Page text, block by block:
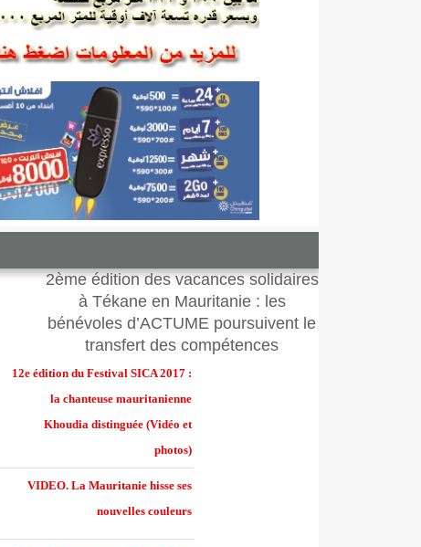
2ème édition des vacances solidaires
à Tékane en Mauritanie : les
bénévoles d’ACTUME poursuivent le
transfert des compétences
12e édition du Festival SICA 2017 :
la chanteuse mauritanienne
Khoudia distinguée (Vidéo et
photos)
VIDEO. La Mauritanie hisse ses
nouvelles couleurs